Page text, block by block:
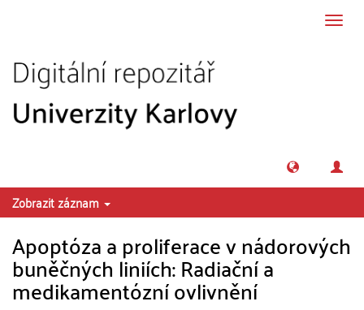
Zobrazit záznam
Apoptóza a proliferace v nádorových
buněčných liniích: Radiační a
medikamentózní ovlivnění